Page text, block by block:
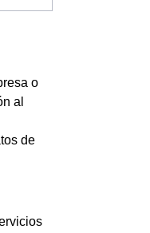
o
al
de